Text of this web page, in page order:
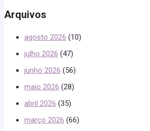
Arquivos
agosto 2026 (10)
julho 2026 (47)
junho 2026 (56)
maio 2026 (28)
abril 2026 (35)
março 2026 (66)